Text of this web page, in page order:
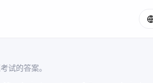
试的答案。